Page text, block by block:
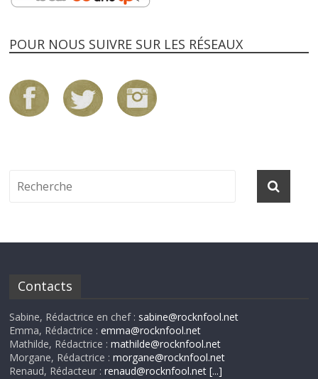
POUR NOUS SUIVRE SUR LES RÉSEAUX
Contacts
Sabine, Rédactrice en chef : sabine@rocknfool.net
Emma, Rédactrice :emma@rocknfool.net
Mathilde, Rédactrice :mathilde@rocknfool.net
Morgane, Rédactrice :morgane@rocknfool.net
Renaud, Rédacteur :renaud@rocknfool.net [...]